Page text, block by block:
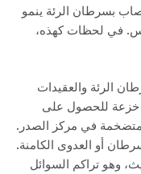
بسرطان الرئة ينمو
في لحظات كهذه،
الرئة والعقيدات
خزعة للحصول على
في مركز الصدر.
أو العدوى الكامنة.
وهو تراكم السوائل